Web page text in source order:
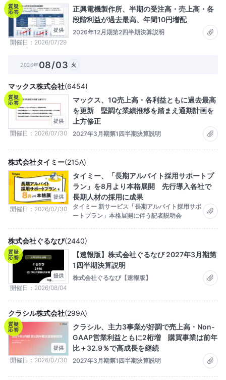
質疑
応答
提供
開催日 2026/07/29
正興電機製作所、半期の受注高・売上高・各
段階利益が過去最高、年間10円増配
2026年12月期第2四半期決算説明
2026年08/03 火
質疑
応答
提供
開催日 2026/07/30
マックス株式会社(6454)
マックス、1Q売上高・各利益ともに過去最高
を更新 堅調な業績推移を踏まえ通期計画を
上方修正
2027年3月期第1四半期決算説明
提供
開催日 2026/07/30
株式会社タイミー(215A)
タイミー、「長期アルバイト採用サポートプ
ラン」を8月より本格展開 先行導入各社で
長期人材の採用に成果
タイミー 新サービス「長期アルバイト採用サポ
ートプラン」本格展開に伴う記者説明会
質疑
応答
提供
開催日 2026/08/04
株式会社ぐるなび(2440)
【速報版】株式会社ぐるなび 2027年3月期第
1四半期決算説明
株式会社ぐるなび【速報版】
質疑
応答
提供
開催日 2026/07/30
クラシル株式会社(299A)
クラシル、主力3事業が好調で売上高・Non-
GAAP営業利益ともに2桁増 購買事業は前年
比＋32.9％で高成長を継続
2027年3月期第1四半期決算説明